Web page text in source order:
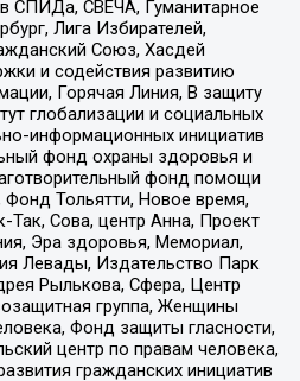
СВЕЧА, Гуманитарное
Лига Избирателей,
Союз, Хасдей
и содействия развитию
Горячая Линия, В защиту
глобализации и социальных
информационных инициатив
фонд охраны здоровья и
фонд помощи
Тольятти, Новое время,
Так, Сова, центр Анна, Проект
Эра здоровья, Мемориал,
Левады, Издательство Парк
Рылькова, Сфера, Центр
группа, Женщины
Фонд защиты гласности,
центр по правам человека,
гражданских инициатив